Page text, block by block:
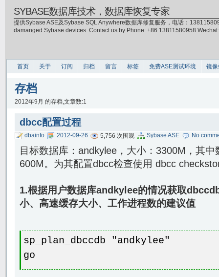
SYBASE数据库技术，数据库恢复专家
提供Sybase ASE及Sybase SQL Anywhere数据库修复服务，电话：
damanged Sybase devices. Contact us by Phone: +86 13811580958
首页 关于 订阅 归档 留言 标签 免费ASE测试环境 镜
存档
2012年9月 的存档,文章数:1
dbcc配置过程
dbainfo 2012-09-26 5,756 次围观 Sybase ASE No
目标数据库：andkylee，大小：3300M，其
600M。为其配置dbcc检查使用 dbcc
1.根据用户数据库andkylee的情况获取
小、高速缓存大小、工作进程数的建议值
sp_plan_dbccdb "andkylee"
go